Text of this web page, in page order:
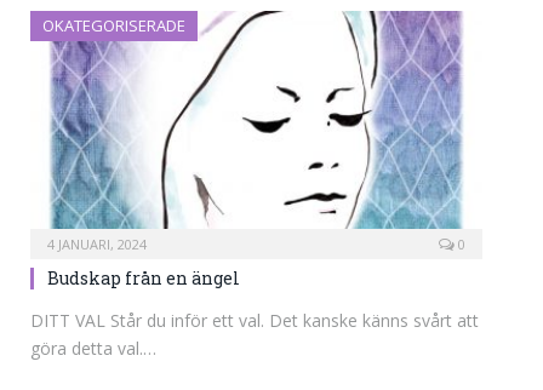
OKATEGORISERADE
4 JANUARI, 2024 0
Budskap från en ängel
DITT VAL Står du inför ett val. Det kanske känns svårt att
göra detta val.…